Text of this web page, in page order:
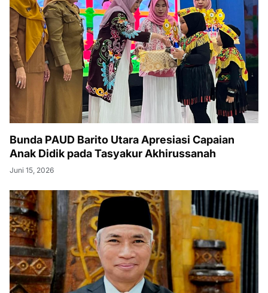
Bunda PAUD Barito Utara Apresiasi Capaian
Anak Didik pada Tasyakur Akhirussanah
Juni 15, 2026